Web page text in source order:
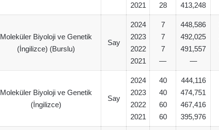
2021
28
413,248
Moleküler Biyoloji ve Genetik
(İngilizce) (Burslu)
Say
2024
2023
2022
2021
7
7
7
—
448,586
492,025
491,557
—
Moleküler Biyoloji ve Genetik
(İngilizce)
Say
2024
2023
2022
2021
40
40
60
60
444,116
474,751
467,416
395,976